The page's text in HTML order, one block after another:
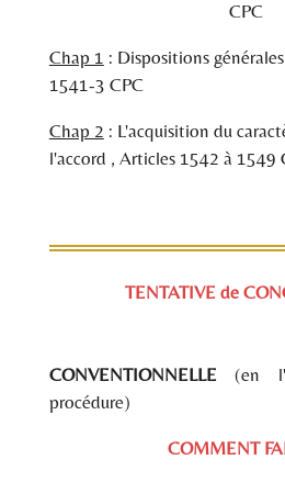
CPC
Chap 1 : Dispositions
1541-3 CPC
Chap 2 : L'acquisition du
l'accord , Articles 1542 à 1549
TENTATIVE de
CONVENTIONNELLE(en
procédure)
COMMENT